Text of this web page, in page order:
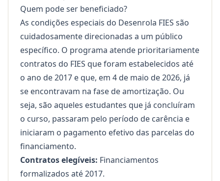
Quem pode ser beneficiado?
As condições especiais do Desenrola FIES são
cuidadosamente direcionadas a um público
específico. O programa atende prioritariamente
contratos do FIES que foram estabelecidos até
o ano de 2017 e que, em 4 de maio de 2026, já
se encontravam na fase de amortização. Ou
seja, são aqueles estudantes que já concluíram
o curso, passaram pelo período de carência e
iniciaram o pagamento efetivo das parcelas do
financiamento.
Contratos elegíveis: Financiamentos
formalizados até 2017.